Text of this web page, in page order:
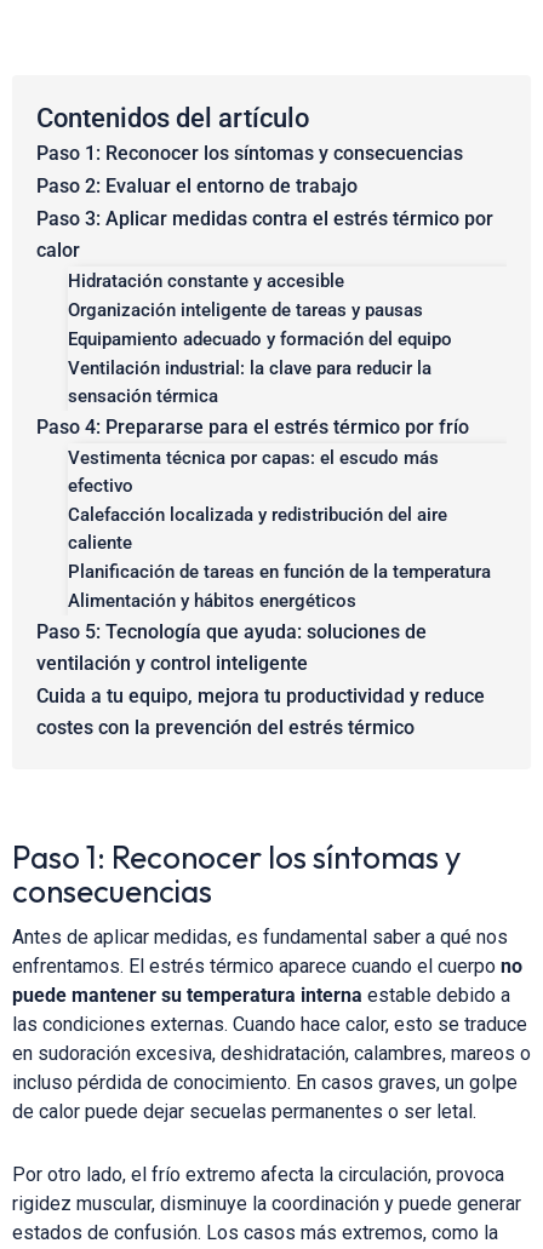
Contenidos del artículo
Paso 1: Reconocer los síntomas y consecuencias
Paso 2: Evaluar el entorno de trabajo
Paso 3: Aplicar medidas contra el estrés térmico por
calor
Hidratación constante y accesible
Organización inteligente de tareas y pausas
Equipamiento adecuado y formación del equipo
Ventilación industrial: la clave para reducir la
sensación térmica
Paso 4: Prepararse para el estrés térmico por frío
Vestimenta técnica por capas: el escudo más
efectivo
Calefacción localizada y redistribución del aire
caliente
Planificación de tareas en función de la temperatura
Alimentación y hábitos energéticos
Paso 5: Tecnología que ayuda: soluciones de
ventilación y control inteligente
Cuida a tu equipo, mejora tu productividad y reduce
costes con la prevención del estrés térmico
Paso 1: Reconocer los síntomas y
consecuencias
Antes de aplicar medidas, es fundamental saber a qué nos
enfrentamos. El estrés térmico aparece cuando el cuerpo no
puede mantener su temperatura interna estable debido a
las condiciones externas. Cuando hace calor, esto se traduce
en sudoración excesiva, deshidratación, calambres, mareos o
incluso pérdida de conocimiento. En casos graves, un golpe
de calor puede dejar secuelas permanentes o ser letal.
Por otro lado, el frío extremo afecta la circulación, provoca
rigidez muscular, disminuye la coordinación y puede generar
estados de confusión. Los casos más extremos, como la